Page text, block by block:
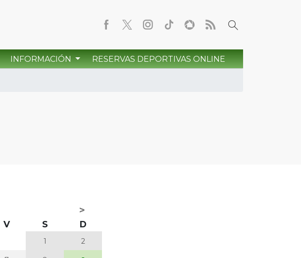
INFORMACIÓN RESERVAS DEPORTIVAS ONLINE
>
V S D
1 2